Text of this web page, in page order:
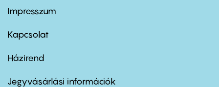
Footer
first
Impresszum
Kapcsolat
Footer
second
Házirend
Jegyvásárlási információk